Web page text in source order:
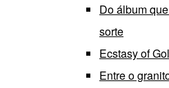
Do álbum
sorte
Ecstasy of
Entre o